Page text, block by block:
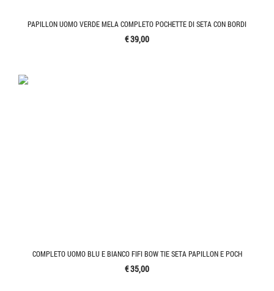
PAPILLON UOMO VERDE MELA COMPLETO POCHETTE DI SETA CON BORDI
€ 39,00
COMPLETO UOMO BLU E BIANCO FIFI BOW TIE SETA PAPILLON E POCH
€ 35,00